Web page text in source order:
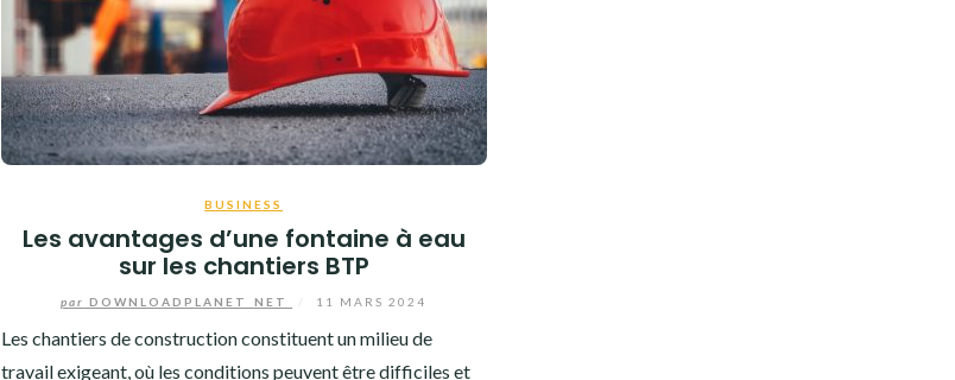
BUSINESS
Les avantages d’une fontaine à eau
sur les chantiers BTP
par DOWNLOADPLANET_NET 11 MARS 2024
Les chantiers de construction constituent un milieu de
travail exigeant, où les conditions peuvent être difficiles et